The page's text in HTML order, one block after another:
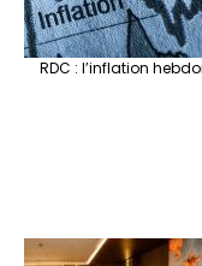
RDC : l’inflation